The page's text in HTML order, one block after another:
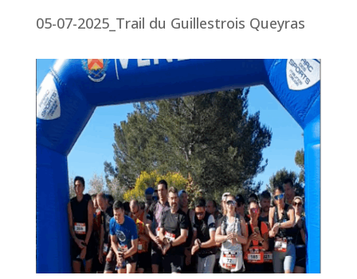
05-07-2025_Trail du Guillestrois Queyras